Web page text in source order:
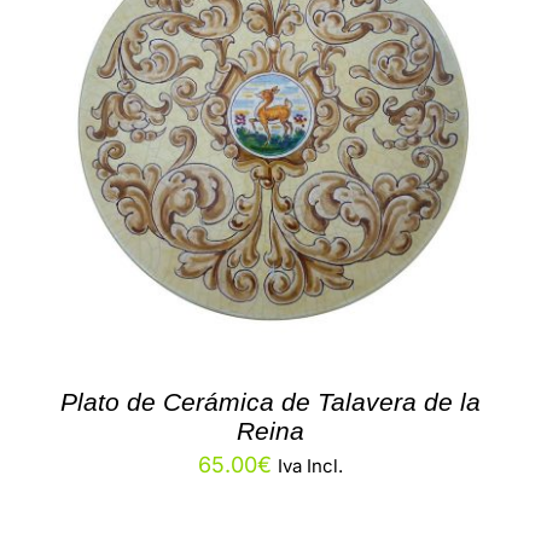
Plato de Cerámica de Talavera de la
Reina
65.00€ Iva Incl.